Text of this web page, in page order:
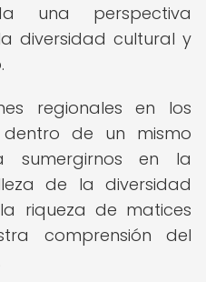
una perspectiva
diversidad cultural y
regionales en los
de un mismo
sumergirnos en la
de la diversidad
riqueza de matices
comprensión del